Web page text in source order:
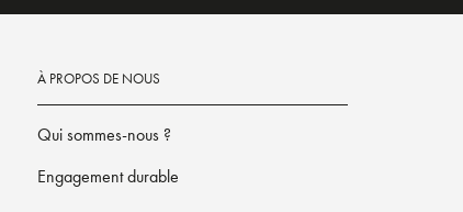
À PROPOS DE NOUS
Qui sommes-nous ?
Engagement durable